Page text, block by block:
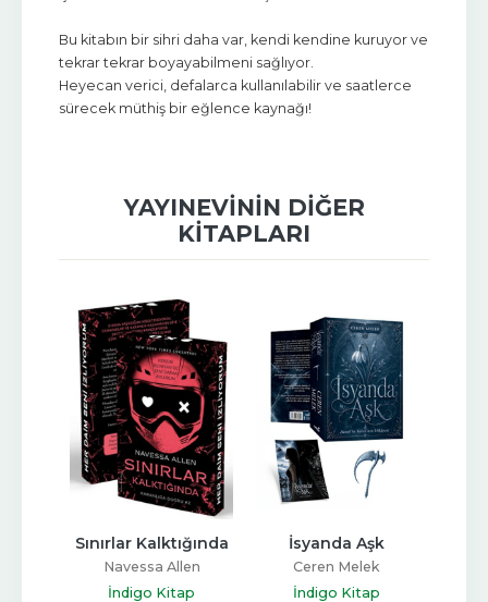
Bu kitabın bir sihri daha var, kendi kendine kuruyor ve
tekrar tekrar boyayabilmeni sağlıyor.
Heyecan verici, defalarca kullanılabilir ve saatlerce
sürecek müthiş bir eğlence kaynağı!
YAYINEVININ DIĞER
KITAPLARI
Sınırlar Kalktığında
Navessa Allen
İndigo Kitap
İsyanda Aşk
Ceren Melek
İndigo Kitap